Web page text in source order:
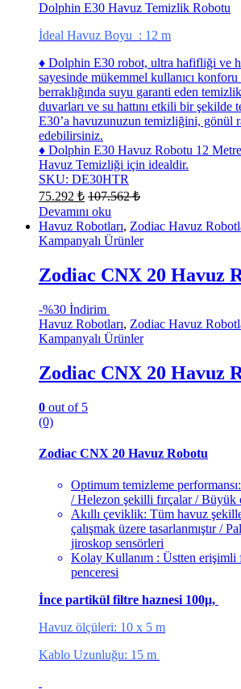
Dolphin E30 Havuz Temizlik Robotu
İdeal Havuz Boyu : 12 m
♦ Dolphin E30 robot, ultra hafifliği ve
sayesinde mükemmel kullanıcı
berraklığında suyu garanti eden
duvarları ve su hattını etkili bir şekilde
E30’a havuzunuzun temizliğini, gönül
edebilirsiniz.
♦ Dolphin E30 Havuz Robotu 12
Havuz Temizliği için idealdir.
SKU: DE30HTR
75.292 ₺ 107.562₺
Devamını oku
Havuz Robotları, Zodiac Havuz
Kampanyalı Ürünler
Zodiac CNX 20 Havuz
-%30 İndirim
Havuz Robotları, Zodiac Havuz
Kampanyalı Ürünler
Zodiac CNX 20 Havuz
0 out of 5
(0)
Zodiac CNX 20 Havuz Robotu
Optimum temizleme
/ Helezon şekilli fırçalar / Büyük
Akıllı çeviklik: Tüm havuz
çalışmak üzere tasarlanmıştır /
jiroskop sensörleri
Kolay Kullanım : Üstten
penceresi
İnce partikül filtre haznesi 100μ,
Havuz ölçüleri: 10 x 5 m
Kablo Uzunluğu: 15 m